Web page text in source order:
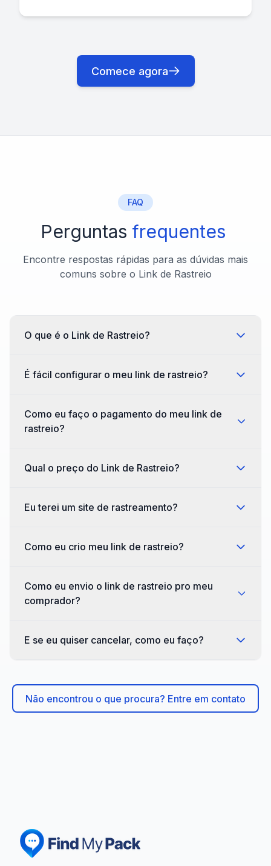
Comece agora
FAQ
Perguntas frequentes
Encontre respostas rápidas para as dúvidas mais
comuns sobre o Link de Rastreio
O que é o Link de Rastreio?
É fácil configurar o meu link de rastreio?
Como eu faço o pagamento do meu link de
rastreio?
Qual o preço do Link de Rastreio?
Eu terei um site de rastreamento?
Como eu crio meu link de rastreio?
Como eu envio o link de rastreio pro meu
comprador?
E se eu quiser cancelar, como eu faço?
Não encontrou o que procura? Entre em contato